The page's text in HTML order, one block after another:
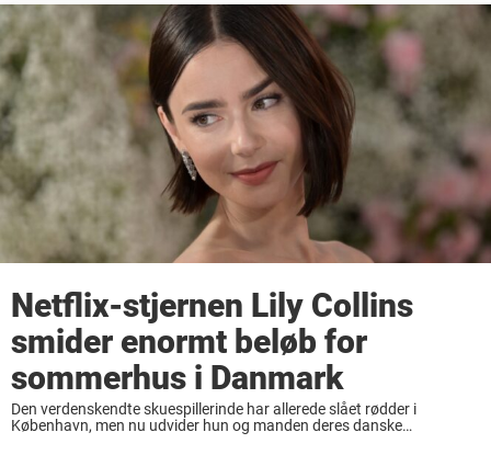
Netflix-stjernen Lily Collins
smider enormt beløb for
sommerhus i Danmark
Den verdenskendte skuespillerinde har allerede slået rødder i
København, men nu udvider hun og manden deres danske